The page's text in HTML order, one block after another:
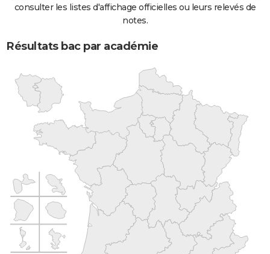
consulter les listes d'affichage officielles ou leurs relevés de
notes.
Résultats bac par académie